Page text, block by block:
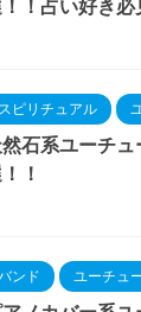
！占い好き必
スピリチュアル
石系ユーチ
！
ンド ユーチュ